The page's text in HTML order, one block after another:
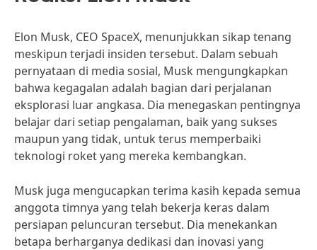
Elon Musk, CEO SpaceX, menunjukkan sikap tenang
meskipun terjadi insiden tersebut. Dalam sebuah
pernyataan di media sosial, Musk mengungkapkan
bahwa kegagalan adalah bagian dari perjalanan
eksplorasi luar angkasa. Dia menegaskan pentingnya
belajar dari setiap pengalaman, baik yang sukses
maupun yang tidak, untuk terus memperbaiki
teknologi roket yang mereka kembangkan.
Musk juga mengucapkan terima kasih kepada semua
anggota timnya yang telah bekerja keras dalam
persiapan peluncuran tersebut. Dia menekankan
betapa berharganya dedikasi dan inovasi yang